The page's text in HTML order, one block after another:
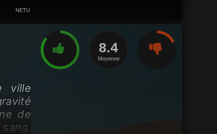
NETU
ville
de
8.4
Moyenne